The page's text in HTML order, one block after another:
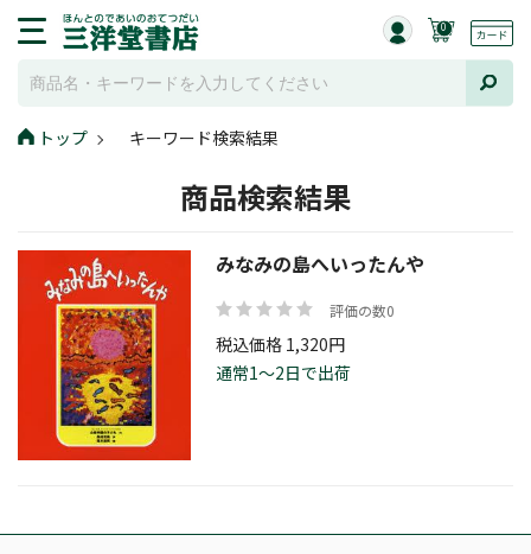
0
トップ キーワード検索結果
商品検索結果
みなみの島へいったんや
評価の数0
税込価格 1,320円
通常1～2日で出荷